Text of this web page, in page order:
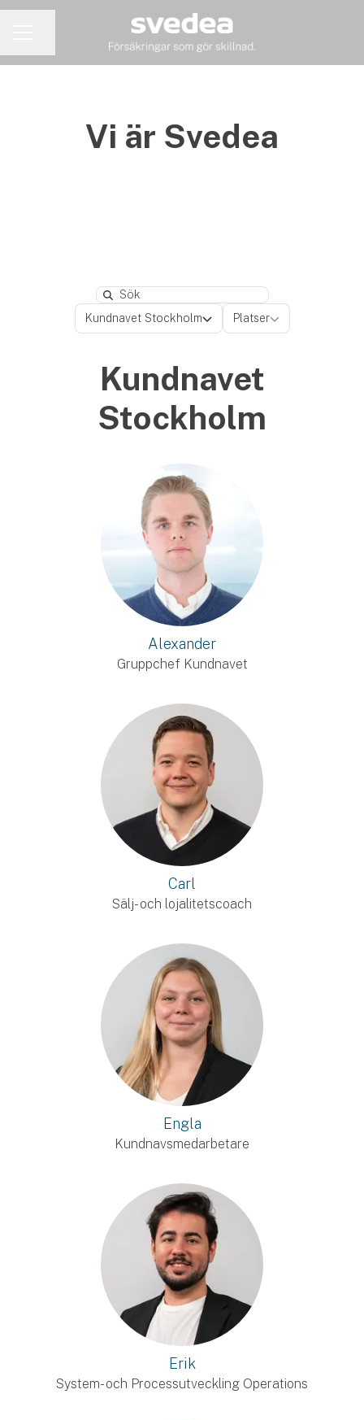
Vi är Svedea
Search
Avdelningar
Kundnavet Stockholm Platser
Platser
Kundnavet
Stockholm
Alexander
Gruppchef Kundnavet
Carl
Sälj- och lojalitetscoach
Engla
Kundnavsmedarbetare
Erik
System- och Processutveckling Operations